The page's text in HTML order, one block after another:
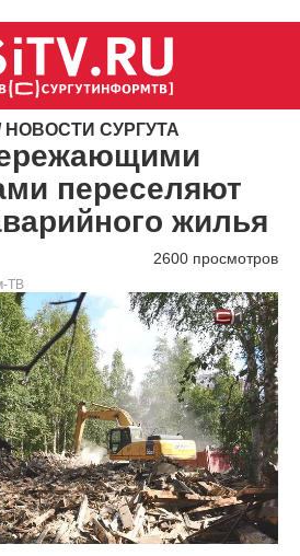
НОВОСТИ СУРГУТА
переселяют
жилья
2600 просмотров
ТВ